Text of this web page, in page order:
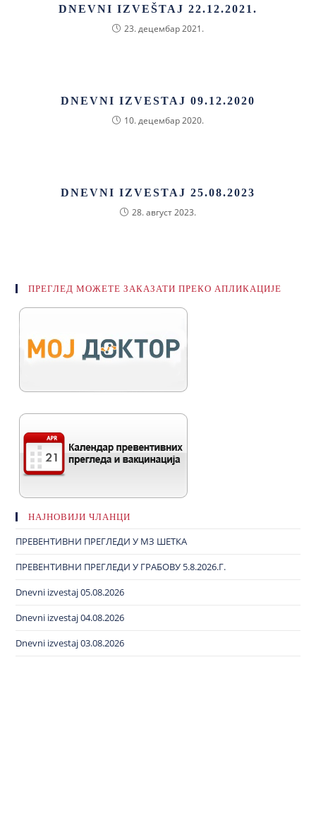
DNEVNI IZVEŠTAJ 22.12.2021.
23. децембар 2021.
DNEVNI IZVESTAJ 09.12.2020
10. децембар 2020.
DNEVNI IZVESTAJ 25.08.2023
28. август 2023.
ПРЕГЛЕД МОЖЕТЕ ЗАКАЗАТИ ПРЕКО АПЛИКАЦИЈЕ
НАЈНОВИЈИ ЧЛАНЦИ
ПРЕВЕНТИВНИ ПРЕГЛЕДИ У МЗ ШЕТКА
ПРЕВЕНТИВНИ ПРЕГЛЕДИ У ГРАБОВУ 5.8.2026.Г.
Dnevni izvestaj 05.08.2026
Dnevni izvestaj 04.08.2026
Dnevni izvestaj 03.08.2026